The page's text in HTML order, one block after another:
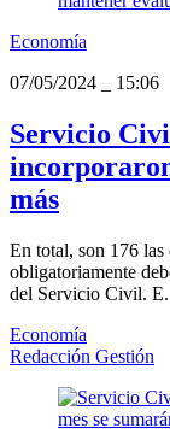
Economía
07/05/2024
15:06
Servicio
más
En total, son 176
obligatoriamente
del Servicio Civil.
Economía
Redacción Gestión